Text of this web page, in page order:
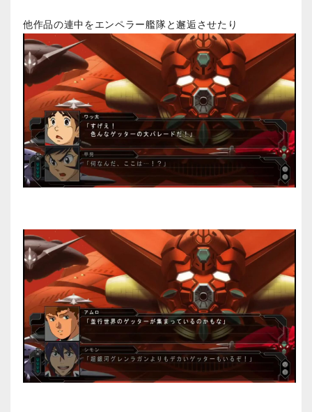
他作品の連中をエンペラー艦隊と邂逅させたり